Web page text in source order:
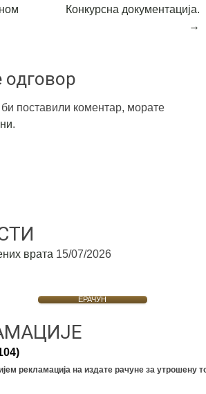
Конкурсна документација.
→
одговор
поставили коментар, морате
.
врата 15/07/2026
ЕРАЧУН
рекламација на издате рачуне за утрошену